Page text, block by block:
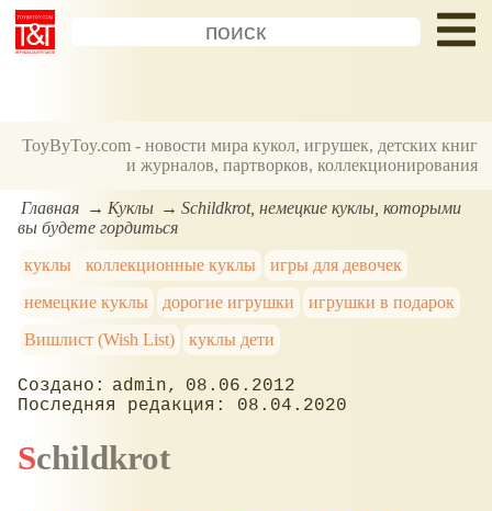
ToyByToy.com - новости мира кукол, игрушек, детских книг
и журналов, партворков, коллекционирования
Главная Куклы
Schildkrot, немецкие куклы, которыми
вы будете гордиться
куклы
коллекционные куклы
игры для девочек
немецкие куклы
дорогие игрушки
игрушки в подарок
Вишлист (Wish List)
куклы дети
admin
08.06.2012
08.04.2020
Schildkrot